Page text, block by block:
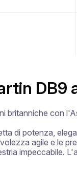
DB9
britanniche con
di potenza,
agile e le
impeccabile.